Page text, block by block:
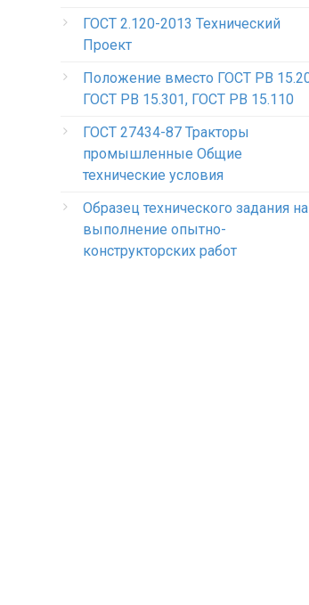
ГОСТ 2.120-2013 Технический
Проект
Положение вместо ГОСТ РВ
ГОСТ РВ 15.301, ГОСТ РВ 15.110
ГОСТ 27434-87 Тракторы
промышленные Общие
технические условия
Образец технического задания на
выполнение опытно-
конструкторских работ